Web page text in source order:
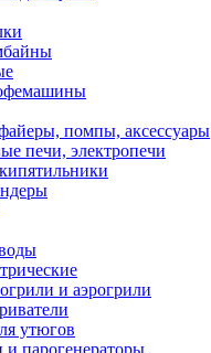
помпы, аксессуары
печи, электропечи
и аэрогрили
утюгов
и парогенераторы